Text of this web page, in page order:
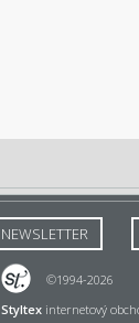
NEWSLETTER
©1994-2026
Styltex internetový